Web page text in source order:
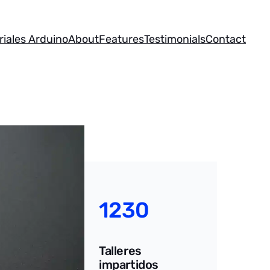
ArduinoAboutFeaturesTestimonialsContact
1230
Talleres
impartidos